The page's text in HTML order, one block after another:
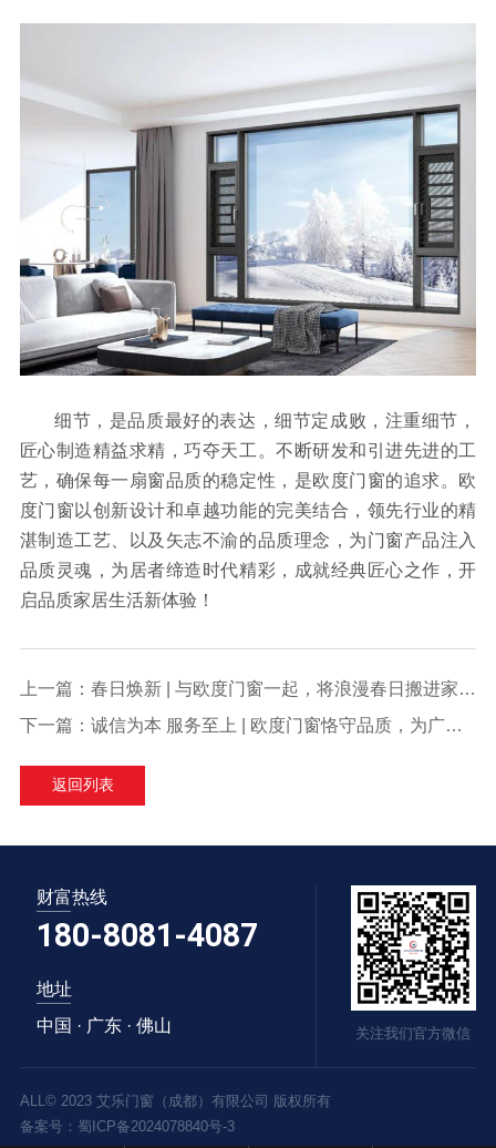
细节，是品质最好的表达，细节定成败，注重细节，
匠心制造精益求精，巧夺天工。不断研发和引进先进的工
艺，确保每一扇窗品质的稳定性，是欧度门窗的追求。欧
度门窗以创新设计和卓越功能的完美结合，领先行业的精
湛制造工艺、以及矢志不渝的品质理念，为门窗产品注入
品质灵魂，为居者缔造时代精彩，成就经典匠心之作，开
启品质家居生活新体验！
上一篇： 春日焕新 | 与欧度门窗一起，将浪漫春日搬进家中！
下一篇： 诚信为本 服务至上 | 欧度门窗恪守品质，为广大用户营造安心消费体验！
返回列表
财富热线
180-8081-4087
地址
中国 · 广东 · 佛山
关注我们官方微信
ALL© 2023 艾乐门窗（成都）有限公司 版权所有
备案号： 蜀ICP备2024078840号-3